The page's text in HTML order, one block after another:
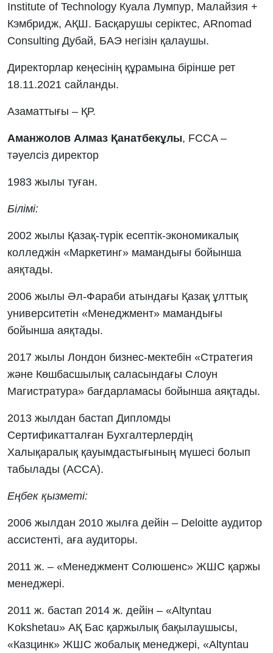
Institute of Technology Куала Лумпур, Малайзия +
Кэмбридж, АҚШ. Басқарушы серіктес, ARnomad
Consulting Дубай, БАЭ негізін қалаушы.
Директорлар кеңесінің құрамына бірінше рет
18.11.2021 сайланды.
Азаматтығы – ҚР.
Аманжолов Алмаз Қанатбекұлы, FCCA –
тәуелсіз директор
1983 жылы туған.
Білімі:
2002 жылы Қазақ-түрік есептік-экономикалық
колледжін «Маркетинг» мамандығы бойынша
аяқтады.
2006 жылы Әл-Фараби атындағы Қазақ ұлттық
университетін «Менеджмент» мамандығы
бойынша аяқтады.
2017 жылы Лондон бизнес-мектебін «Стратегия
және Көшбасшылық саласындағы Слоун
Магистратура» бағдарламасы бойынша аяқтады.
2013 жылдан бастап Дипломды
Сертификатталған Бухгалтерлердің
Халықаралық қауымдастығының мүшесі болып
табылады (ACCA).
Еңбек қызметі:
2006 жылдан 2010 жылға дейін – Deloitte аудитор
ассистенті, аға аудиторы.
2011 ж. – «Менеджмент Солюшенс» ЖШС қаржы
менеджері.
2011 ж. бастап 2014 ж. дейін – «Altyntau
Kokshetau» АҚ Бас қаржылық бақылаушысы,
«Казцинк» ЖШС жобалық менеджері, «Altyntau